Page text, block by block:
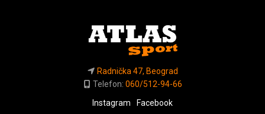
Radnička 47, Beograd
Telefon: 060/512-94-66
Instagram
Facebook